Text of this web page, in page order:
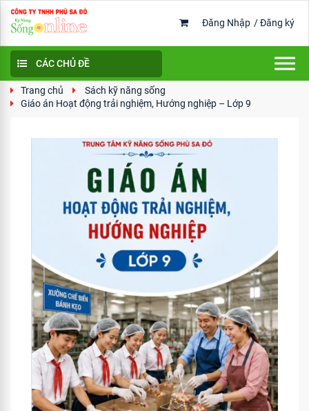
Đăng Nhập /Đăng ký
CÁC CHỦ ĐỀ
Trang chủ
Sách kỹ năng sống
Giáo án Hoạt động trải nghiệm, Hướng nghiệp – Lớp 9